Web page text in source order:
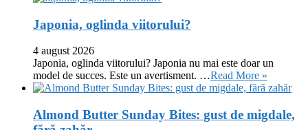
Japonia, oglinda viitorului?
4 august 2026
Japonia, oglinda viitorului? Japonia nu mai este doar un
model de succes. Este un avertisment. …Read More »
Almond Butter Sunday Bites: gust de migdale,